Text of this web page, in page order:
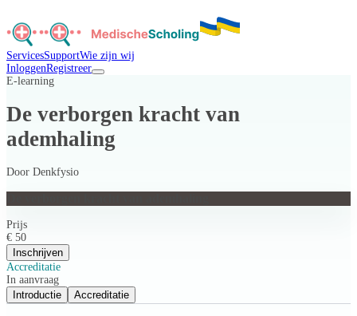
ServicesSupportWie zijn wij
InloggenRegistreer
E-learning
De verborgen kracht van
ademhaling
Door Denkfysio
Prijs
€ 50
Inschrijven
Accreditatie
In aanvraag
Introductie
Accreditatie